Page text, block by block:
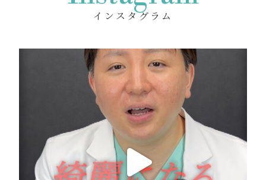
インスタグラム